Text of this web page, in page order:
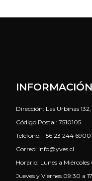
INFORMACIÓN
Dirección: Las Urbinas
Código Postal: 7510105
Teléfono: +56 23 244
Correo: info@yves.cl
Horario: Lunes a
Jueves y Viernes 09:30 a